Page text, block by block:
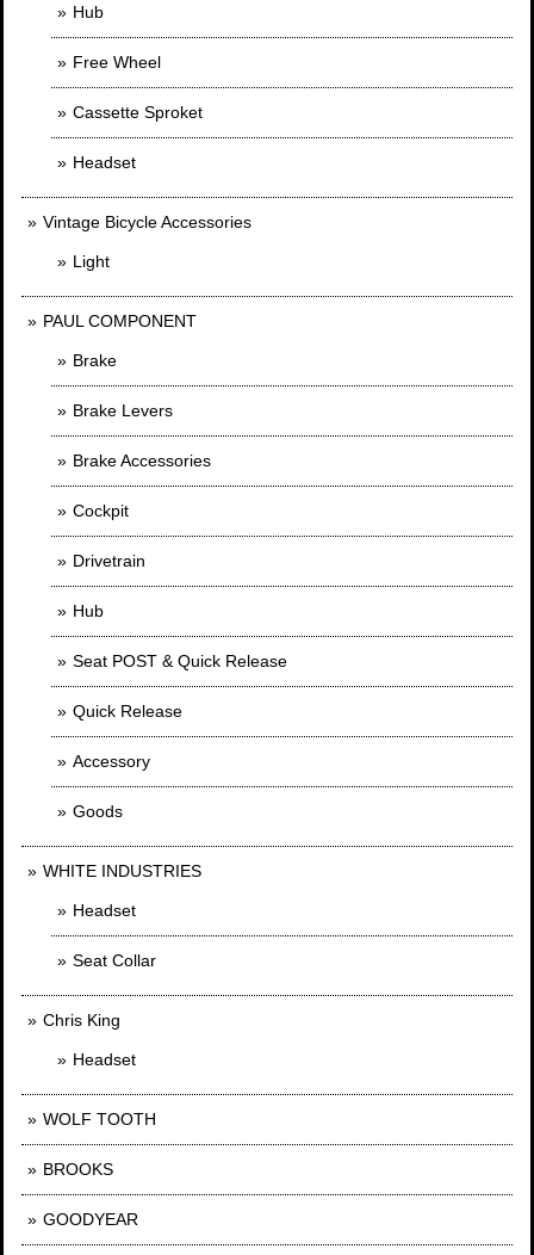
Hub
Free Wheel
Cassette Sproket
Headset
Vintage Bicycle Accessories
Light
PAUL COMPONENT
Brake
Brake Levers
Brake Accessories
Cockpit
Drivetrain
Hub
Seat POST & Quick Release
Quick Release
Accessory
Goods
WHITE INDUSTRIES
Headset
Seat Collar
Chris King
Headset
WOLF TOOTH
BROOKS
GOODYEAR